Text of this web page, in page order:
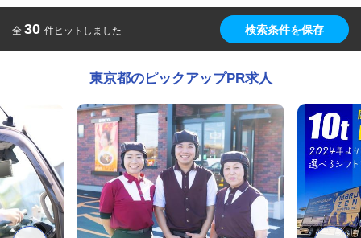
全 30 件ヒットしました 検索条件を保存
東京都のピックアップPR求人